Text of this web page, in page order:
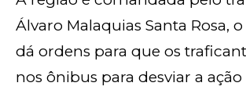
Álvaro Malaquias Santa Rosa, o
dá ordens para que os
nos ônibus para desviar a